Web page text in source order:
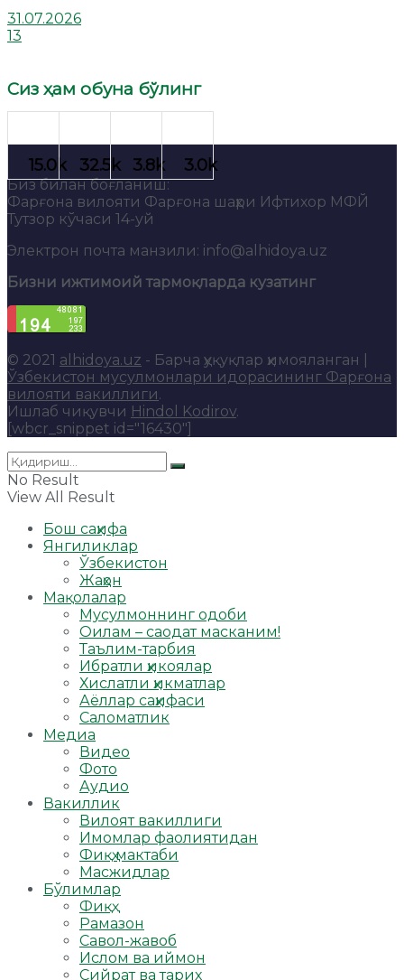
31.07.2026
13
Сиз ҳам обуна бўлинг
Биз билан боғланиш:
Фарғона вилояти Фарғона шаҳри Ифтихор МФЙ
Тутзор кўчаси 14-уй
Электрон почта манзили: info@alhidoya.uz
Бизни ижтимоий тармоқларда кузатинг
© 2021 alhidoya.uz - Барча ҳуқуқлар ҳимояланган |
Ўзбекистон мусулмонлари идорасининг Фарғона
вилояти вакиллиги.
Ишлаб чиқувчи Hindol Kodirov.
[wbcr_snippet id="16430"]
No Result
View All Result
Бош саҳифа
Янгиликлар
Ўзбекистон
Жаҳон
Мақолалар
Мусулмоннинг одоби
Оилам – саодат масканим!
Таълим-тарбия
Ибратли ҳикоялар
Хислатли ҳикматлар
Аёллар саҳифаси
Саломатлик
Медиа
Видео
Фото
Аудио
Вакиллик
Вилоят вакиллиги
Имомлар фаолиятидан
Фиқҳ мактаби
Масжидлар
Бўлимлар
Фиқҳ
Рамазон
Савол-жавоб
Ислом ва иймон
Сийрат ва тарих